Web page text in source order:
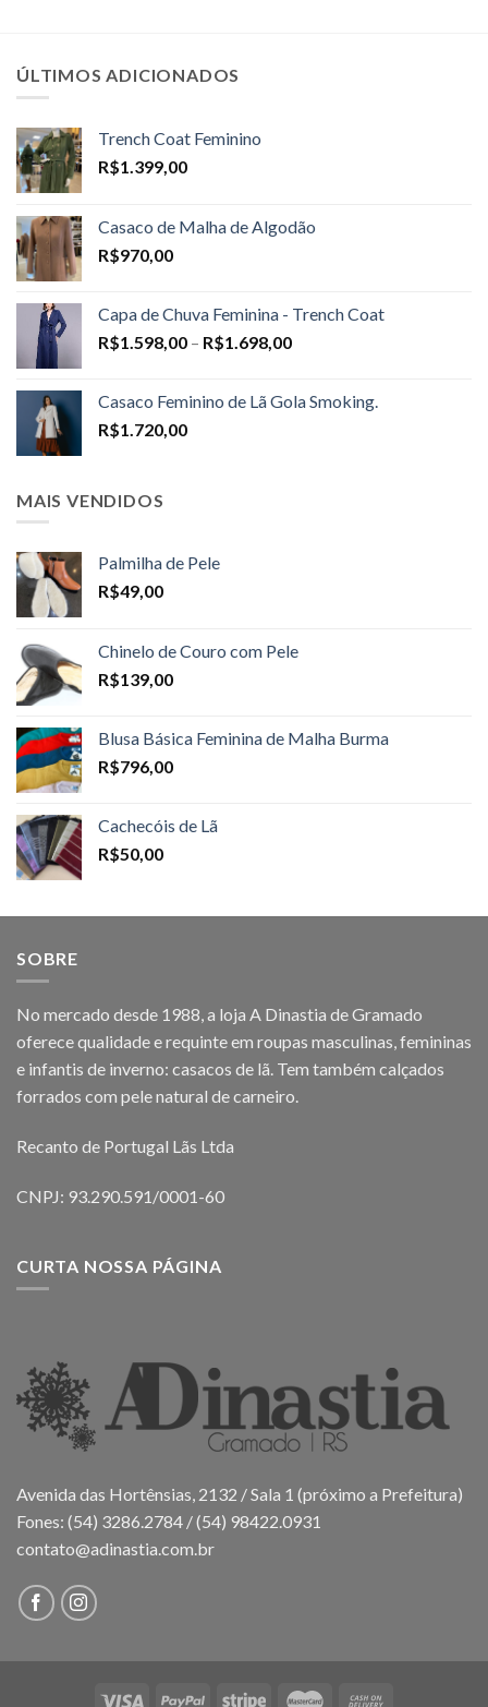
ÚLTIMOS ADICIONADOS
Trench Coat Feminino
R$1.399,00
Casaco de Malha de Algodão
R$970,00
Capa de Chuva Feminina - Trench Coat
R$1.598,00 – R$1.698,00Price
through
Casaco Feminino de Lã Gola Smoking.
R$1.720,00
MAIS VENDIDOS
Palmilha de Pele
R$49,00
Chinelo de Couro com Pele
R$139,00
Blusa Básica Feminina de Malha Burma
R$796,00
Cachecóis de Lã
R$50,00
SOBRE
No mercado desde 1988, a loja A Dinastia de Gramado
oferece qualidade e requinte em roupas masculinas, femininas
e infantis de inverno: casacos de lã. Tem também calçados
forrados com pele natural de carneiro.
Recanto de Portugal Lãs Ltda
CNPJ: 93.290.591/0001-60
CURTA NOSSA PÁGINA
Avenida das Hortênsias, 2132 / Sala 1 (próximo a Prefeitura)
Fones: (54) 3286.2784 / (54) 98422.0931
contato@adinastia.com.br